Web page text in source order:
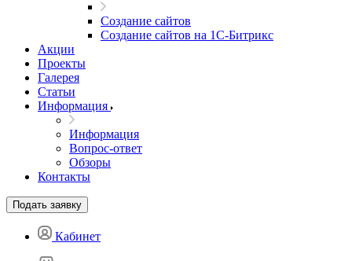
Создание сайтов
Создание сайтов на 1С-Битрикс
Акции
Проекты
Галерея
Статьи
Информация
Информация
Вопрос-ответ
Обзоры
Контакты
Подать заявку
Кабинет